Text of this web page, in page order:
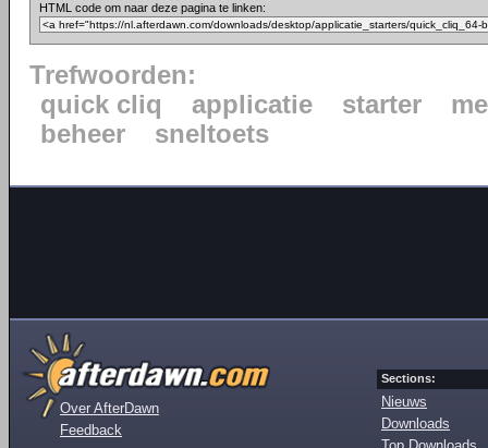
HTML code om naar deze pagina te linken:
Trefwoorden:
quick cliq
applicatie starter
beheer
sneltoets
Over AfterDawn
Feedback
Sections:
Nieuws
Downloads